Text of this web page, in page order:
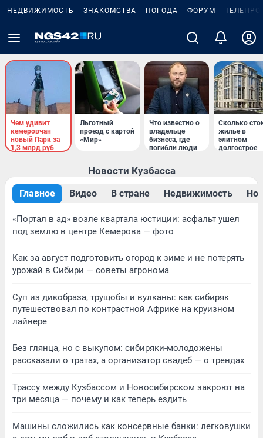
НЕДВИЖИМОСТЬ ЗНАКОМСТВА ПОГОДА ФОРУМ
Чем удивит
кемеровчан
новый Парк за
1,3 млрд руб
Льготный
проезд с картой
«Мир»
Что известно о
владельце
бизнеса, где
погибли люди
Сколько
жилье в
элитном
долгострое
Новости Кузбасса
Главное Видео В стране Недвижимость
«Портал в ад» возле квартала юстиции: асфальт ушел
под землю в центре Кемерова — фото
Как за август подготовить огород к зиме и не потерять
урожай в Сибири — советы агронома
Суп из дикобраза, трущобы и вулканы: как сибиряк
путешествовал по контрастной Африке на круизном
лайнере
Без глянца, но с выкупом: сибиряки-молодожены
рассказали о тратах, а организатор свадеб — о трендах
Трассу между Кузбассом и Новосибирском закроют на
три месяца — почему и как теперь ездить
Машины сложились как консервные банки: легковушки